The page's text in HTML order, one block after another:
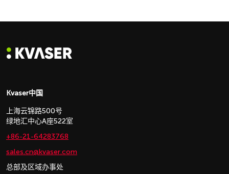
Kvaser中国
上海云锦路500号
绿地汇中心A座522室
+86-21-64283768
sales.cn@kvaser.com
总部及区域办事处